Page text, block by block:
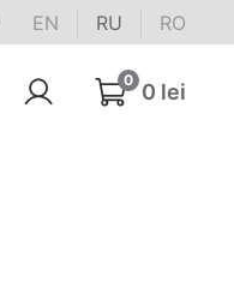
EN RU RO
0 0 lei